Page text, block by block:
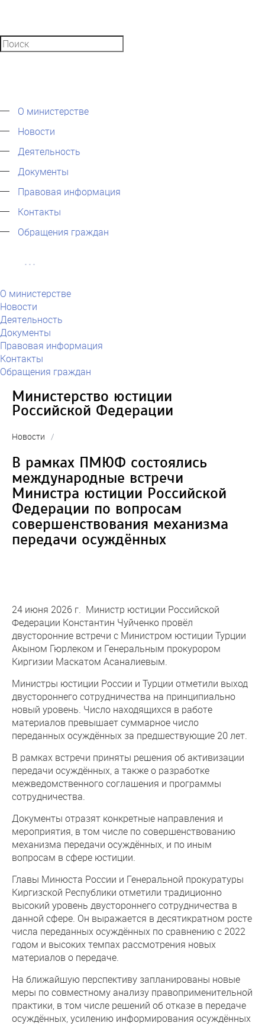
О министерстве
Новости
Деятельность
Документы
Правовая информация
Контакты
Обращения граждан
...
О министерстве
Новости
Деятельность
Документы
Правовая информация
Контакты
Обращения граждан
Министерство юстиции
Российской Федерации
Новости /
В рамках ПМЮФ состоялись
международные встречи
Министра юстиции Российской
Федерации по вопросам
совершенствования механизма
передачи осуждённых
24 июня 2026 г. Министр юстиции Российской
Федерации Константин Чуйченко провёл
двусторонние встречи с Министром юстиции Турции
Акыном Гюрлеком и Генеральным прокурором
Киргизии Маскатом Асаналиевым.
Министры юстиции России и Турции отметили выход
двустороннего сотрудничества на принципиально
новый уровень. Число находящихся в работе
материалов превышает суммарное число
переданных осуждённых за предшествующие 20 лет.
В рамках встречи приняты решения об активизации
передачи осуждённых, а также о разработке
межведомственного соглашения и программы
сотрудничества.
Документы отразят конкретные направления и
мероприятия, в том числе по совершенствованию
механизма передачи осуждённых, и по иным
вопросам в сфере юстиции.
Главы Минюста России и Генеральной прокуратуры
Киргизской Республики отметили традиционно
высокий уровень двустороннего сотрудничества в
данной сфере. Он выражается в десятикратном росте
числа переданных осуждённых по сравнению с 2022
годом и высоких темпах рассмотрения новых
материалов о передаче.
На ближайшую перспективу запланированы новые
меры по совместному анализу правоприменительной
практики, в том числе решений об отказе в передаче
осуждённых, усилению информирования осуждённых